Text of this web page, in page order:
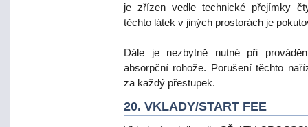
je zřízen vedle technické přejímky
těchto látek v jiných prostorách je
Dále je nezbytně nutné při
absorpční rohože. Porušení těchto
za každý přestupek.
20. VKLADY/START FEE